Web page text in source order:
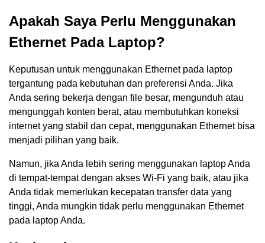
Apakah Saya Perlu Menggunakan
Ethernet Pada Laptop?
Keputusan untuk menggunakan Ethernet pada laptop
tergantung pada kebutuhan dan preferensi Anda. Jika
Anda sering bekerja dengan file besar, mengunduh atau
mengunggah konten berat, atau membutuhkan koneksi
internet yang stabil dan cepat, menggunakan Ethernet bisa
menjadi pilihan yang baik.
Namun, jika Anda lebih sering menggunakan laptop Anda
di tempat-tempat dengan akses Wi-Fi yang baik, atau jika
Anda tidak memerlukan kecepatan transfer data yang
tinggi, Anda mungkin tidak perlu menggunakan Ethernet
pada laptop Anda.